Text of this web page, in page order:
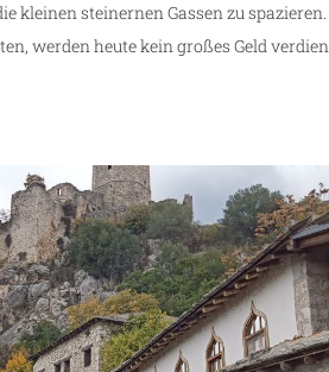
kleinen steinernen Gassen zu
werden heute kein großes Geld